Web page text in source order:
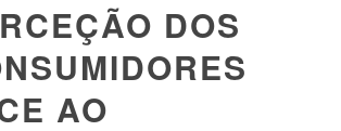
DOS
AO